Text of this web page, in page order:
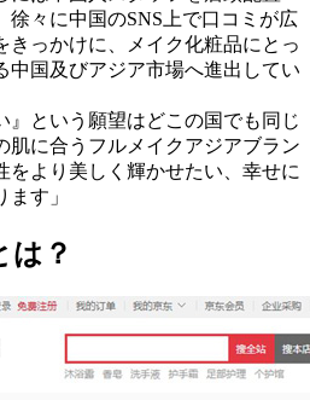
徐々に中国のSNS上で口コミが広
きっかけに、メイク化粧品にとっ
中国及びアジア市場へ進出してい
』という願望はどこの国でも同じ
肌に合うフルメイクアジアブラン
をより美しく輝かせたい、幸せに
す」
は？